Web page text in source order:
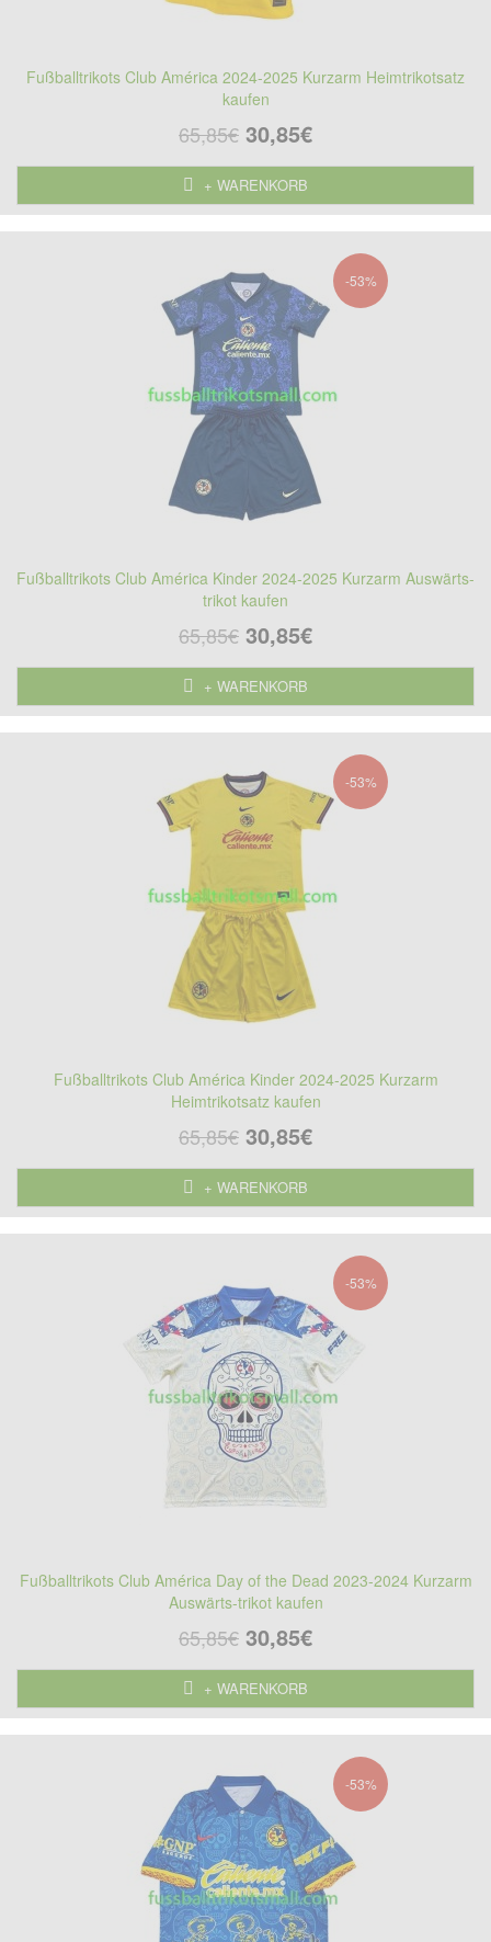
Fußballtrikots Club América 2024-2025 Kurzarm Heimtrikotsatz
kaufen
65,85€ 30,85€
+ WARENKORB
-53%
Fußballtrikots Club América Kinder 2024-2025 Kurzarm Auswärts-
trikot kaufen
65,85€ 30,85€
+ WARENKORB
-53%
Fußballtrikots Club América Kinder 2024-2025 Kurzarm
Heimtrikotsatz kaufen
65,85€ 30,85€
+ WARENKORB
-53%
Fußballtrikots Club América Day of the Dead 2023-2024 Kurzarm
Auswärts-trikot kaufen
65,85€ 30,85€
+ WARENKORB
-53%